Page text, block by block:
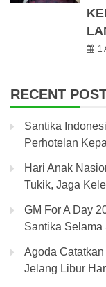
1
RECENT
Santika
Perhotelan
Hari Anak
Tukik, Jaga
GM For A Day
Santika Selama
Agoda
Jelang Libur